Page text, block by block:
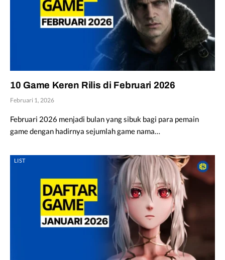
10 Game Keren Rilis di Februari 2026
Februari 1, 2026
Februari 2026 menjadi bulan yang sibuk bagi para pemain
game dengan hadirnya sejumlah game nama…
LIST